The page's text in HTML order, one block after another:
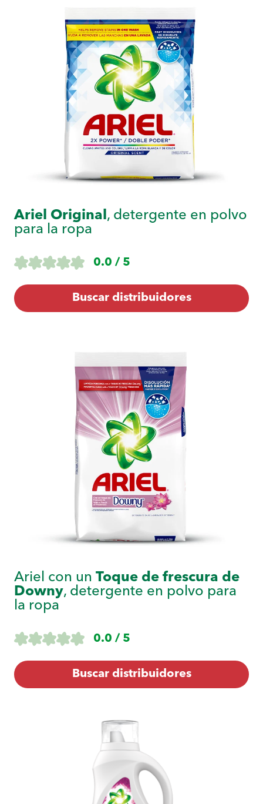
Ariel Original, detergente en polvo
para la ropa
0.0 / 5
Buscar distribuidores
Ariel con un Toque de frescura de
Downy, detergente en polvo para
la ropa
0.0 / 5
Buscar distribuidores